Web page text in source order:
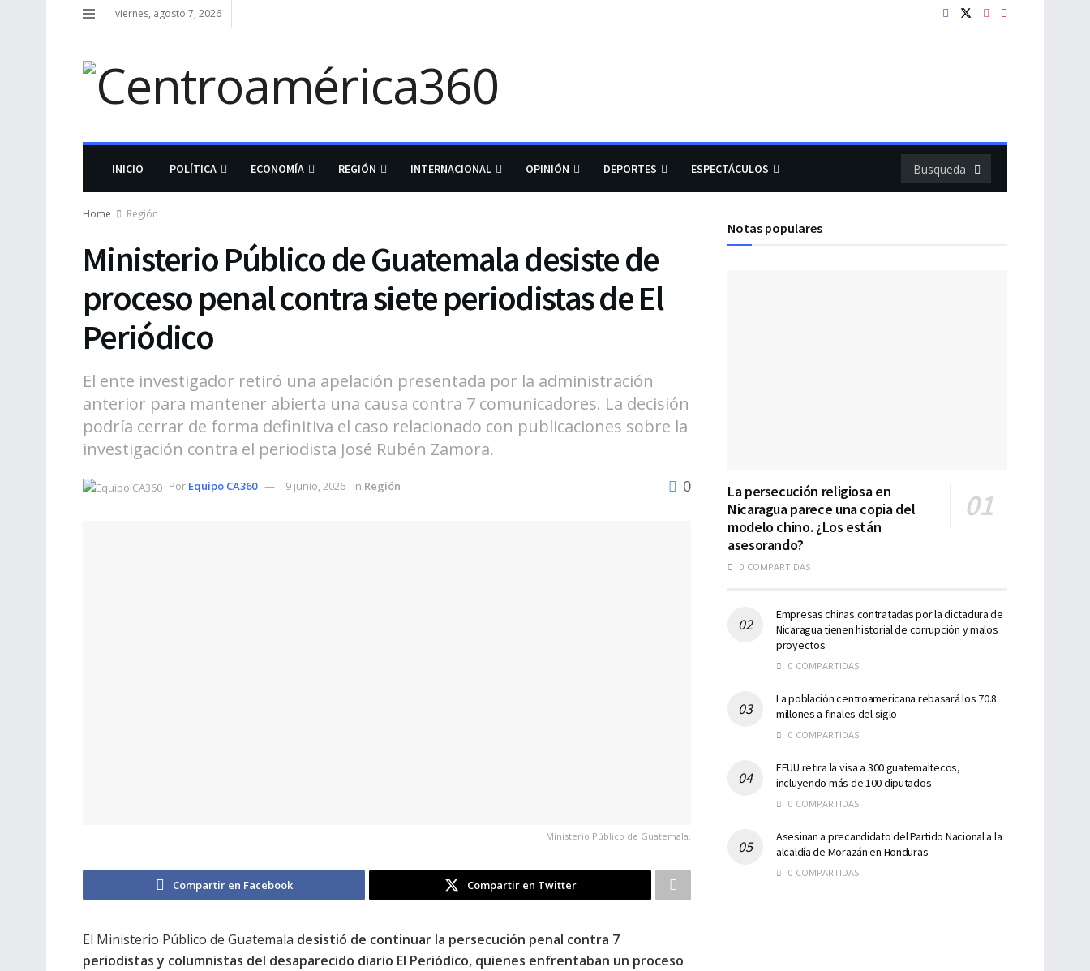
viernes, agosto 7, 2026
INICIO POLÍTICA ECONOMÍA REGIÓN INTERNACIONAL OPINIÓN DEPORTES ESPECTÁCULOS
Home Región
Ministerio Público de Guatemala desiste de
proceso penal contra siete periodistas de El
Periódico
El ente investigador retiró una apelación presentada por la administración
anterior para mantener abierta una causa contra 7 comunicadores. La decisión
podría cerrar de forma definitiva el caso relacionado con publicaciones sobre la
investigación contra el periodista José Rubén Zamora.
Por Equipo CA360 9 junio, 2026 in Región 0
Ministerio Público de Guatemala.
Compartir en Facebook Compartir en Twitter
El Ministerio Público de Guatemala desistió de continuar la persecución penal contra 7
periodistas y columnistas del desaparecido diario El Periódico, quienes enfrentaban un proceso
Notas populares
La persecución religiosa en
Nicaragua parece una copia del
modelo chino. ¿Los están
asesorando?
0 COMPARTIDAS
Empresas chinas contratadas por la dictadura de
Nicaragua tienen historial de corrupción y malos
proyectos
0 COMPARTIDAS
La población centroamericana rebasará los 70.8
millones a finales del siglo
0 COMPARTIDAS
EEUU retira la visa a 300 guatemaltecos,
incluyendo más de 100 diputados
0 COMPARTIDAS
Asesinan a precandidato del Partido Nacional a la
alcaldía de Morazán en Honduras
0 COMPARTIDAS